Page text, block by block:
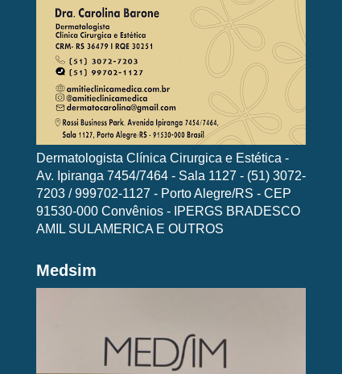
Dermatologista Clínica Cirurgica e Estética -
Av. Ipiranga 7454/7464 - Sala 1127 - (51) 3072-
7203 / 999702-1127 - Porto Alegre/RS - CEP
91530-000 Convênios - IPERGS BRADESCO
AMIL SULAMERICA E OUTROS
Medsim